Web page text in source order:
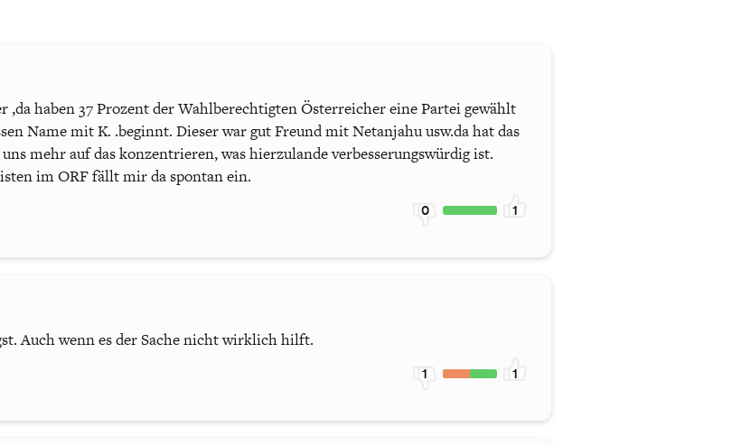
haben 37 Prozent der Wahlberechtigten Österreicher eine Partei gewählt
Name mit K. .beginnt. Dieser war gut Freund mit Netanjahu usw.da hat das
mehr auf das konzentrieren, was hierzulande verbesserungswürdig ist.
im ORF fällt mir da spontan ein.
0 1
Auch wenn es der Sache nicht wirklich hilft.
1 1